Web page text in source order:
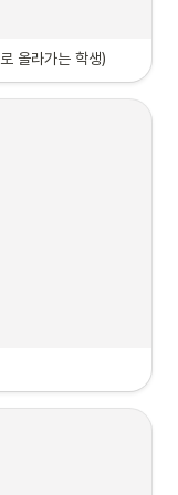
올라가는 학생)